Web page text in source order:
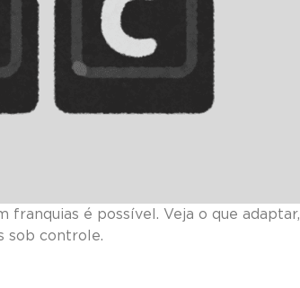
franquias é possível. Veja o que adaptar,
sob controle.